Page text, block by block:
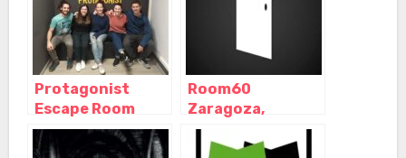
Protagonist
Escape Room
Zaragoza,
Zaragoza –
Room60
Zaragoza,
Zaragoza –
Aragón